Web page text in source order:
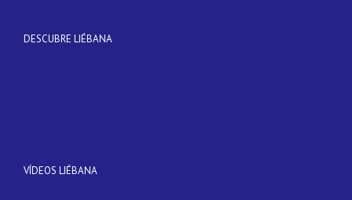
DESCUBRE LIÉBANA
VÍDEOS LIÉBANA